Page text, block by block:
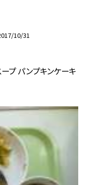
10/31
プ パンプキンケーキ